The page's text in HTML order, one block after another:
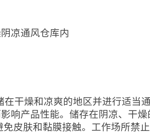
凉通风仓库内
干燥和凉爽的地区并进行适当
响产品性能。储存在阴凉、干
皮肤和黏膜接触。工作场所禁